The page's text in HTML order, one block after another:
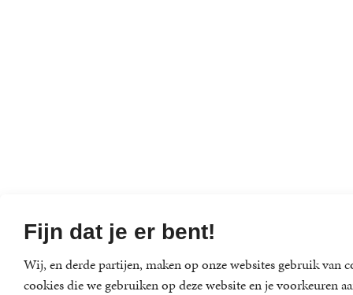
Fijn dat je er bent!
Wij, en derde partijen, maken op onze websites gebruik van
cookies die we gebruiken op deze website en je voorkeuren